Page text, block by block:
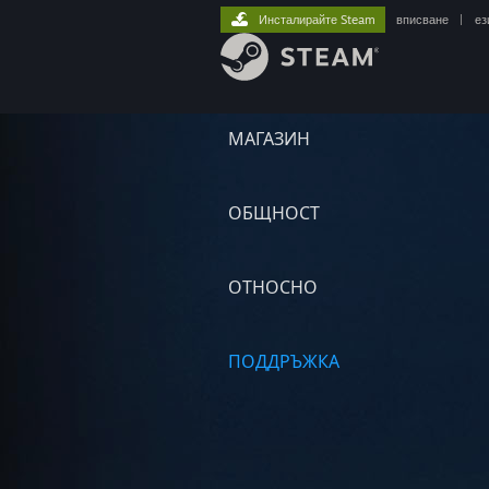
МАГАЗИН
ОБЩНОСТ
ОТНОСНО
ПОДДРЪЖКА
Инсталирайте Steam вписване